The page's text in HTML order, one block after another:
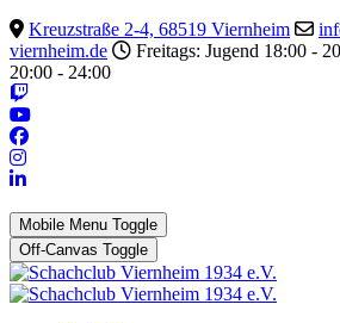
Kreuzstraße 2-4, 68519 Viernheim
viernheim.de
Freitags: Jugend 18:00 -
20:00 - 24:00
Mobile Menu Toggle
Off-Canvas Toggle